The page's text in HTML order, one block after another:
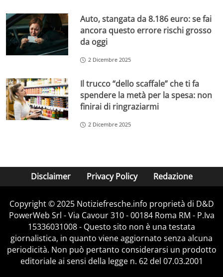
Auto, stangata da 8.186 euro: se fai
ancora questo errore rischi grosso
da oggi
2 Dicembre 2025
Il trucco “dello scaffale” che ti fa
spendere la metà per la spesa: non
finirai di ringraziarmi
2 Dicembre 2025
Disclaimer Privacy Policy Redazione
Copyright © 2025 Notiziefresche.info proprietà di D&D
PowerWeb Srl - Via Cavour 310 - 00184 Roma RM - P.Iva
15336031008 - Questo sito non è una testata
giornalistica, in quanto viene aggiornato senza alcuna
periodicità. Non può pertanto considerarsi un prodotto
editoriale ai sensi della legge n. 62 del 07.03.2001